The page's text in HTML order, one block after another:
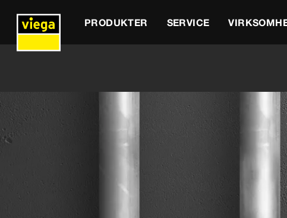
PRODUKTER SERVICE